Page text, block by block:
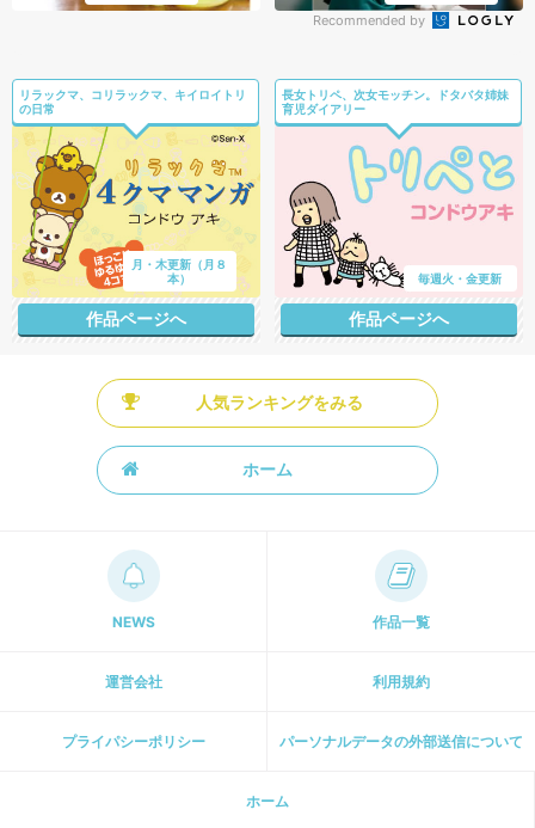
Recommended by
リラックマ、コリラックマ、キイロイトリ
の日常
月・木更新（月８
本）
作品ページへ
長女トリペ、次女モッチン。ドタバタ姉妹
育児ダイアリー
毎週火・金更新
作品ページへ
人気ランキングをみる
ホーム
NEWS 作品一覧
運営会社 利用規約
プライパシーポリシー パーソナルデータの外部送信について
ホーム